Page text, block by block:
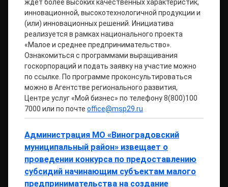
ждет более высоких качественных характеристик,
инновационной, высокотехнологичной продукции и
(или) инновационных решений. Инициатива
реализуется в рамках национального проекта
«Малое и среднее предпринимательство».
Ознакомиться с программами выращивания
госкорпораций и подать заявку на участие можно
по ссылке. По программе проконсультироваться
можно в Агентстве регионального развития,
Центре услуг «Мой бизнес» по телефону 8(800)100
7000 или по почте office@msp29.ru
Администрация МО «Виноградовский
муниципальный район» извещает о
проведении конкурса по предоставлению
субсидий начинающим субъектам малого
предпринимательства на создание